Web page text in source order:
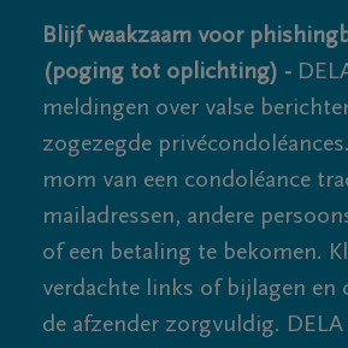
Blijf waakzaam voor
(poging tot oplichting) -
meldingen over valse
zogezegde
mom van een condoléance
mailadressen, andere
of een betaling te bekomen.
verdachte links of bijlagen en
de afzender zorgvuldig. DELA